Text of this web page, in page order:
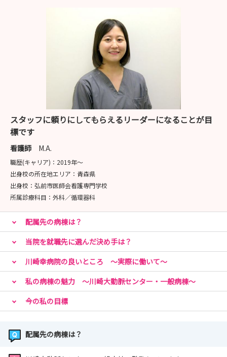
スタッフに頼りにしてもらえるリーダーになることが目
標です
看護師 M.A.
職歴(キャリア)： 2019年〜
出身校の所在地エリア： 青森県
出身校： 弘前市医師会看護専門学校
所属診療科目： 外科／循環器科
配属先の病棟は？
当院を就職先に選んだ決め手は？
川崎幸病院の良いところ ～実際に働いて～
私の病棟の魅力 ～川崎大動脈センター・一般病棟～
今の私の目標
配属先の病棟は？